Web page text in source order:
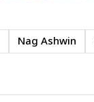
Nag Ashwin